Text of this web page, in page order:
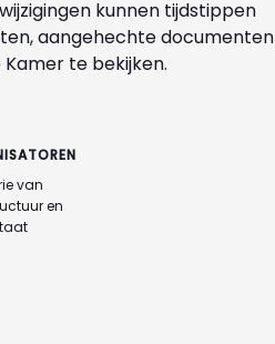
kunnen tijdstippen
aangehechte documenten
te bekijken.
van
en